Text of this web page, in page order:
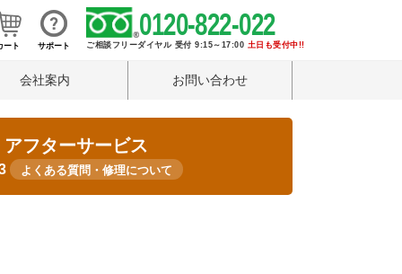
ート サポート
0120-822-022
ご相談フリーダイヤル 受付 9:15～17:00 土日も受付中!!
会社案内 お問い合わせ
フターサービス
よくある質問・修理について